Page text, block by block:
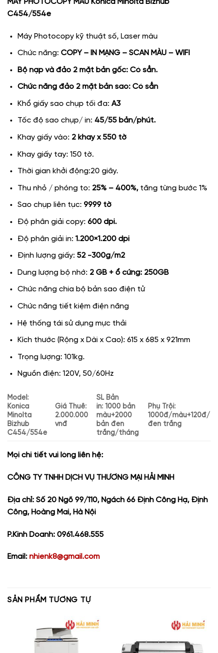
C454/554e
Máy Photocopy kỹ thuật số, Laser màu
Chức năng: COPY – IN MẠNG – SCAN MÀU – WIFI
Bộ nạp và đảo 2 mặt bản gốc: Có sẳn.
Chức năng đảo 2 mặt bản sao: Có sẳn
Khổ giấy sao chụp tối đa: A3
Tốc độ sao chụp/ in: 45/55 bản/phút.
Khay giấy vào: 2 khay x 550 tờ
Khay giấy tay: 150 tờ.
Thời gian khởi động:20 giây.
Thu nhỏ / phóng to: 25% – 400%, tăng từng bước 1%
Sao chụp liên tục: 9999 tờ
Độ phân giải copy: 600 dpi.
Độ phân giải in: 1.200×1.200 dpi
Định lượng giấy: 52 -300g/m2
Dung lượng bộ nhớ: 2 GB + ổ cứng: 250GB
Chức năng chia bộ bản sao điện tử
Chức năng tiết kiệm điện năng
Hệ thống tái sử dụng mực thải
Kích thước (Rộng x Dài x Cao): 615 x 685 x 921mm
Trọng lượng: 101kg.
Nguồn điện: 120V, 50/60Hz
Model:
Konica
Minolta
Bizhub
C454/554e
Giá Thuê:
2.000.000
vnđ
SL Bản
in: 1000 bản
màu+2000
bản đen
trắng/tháng
Phụ Trội:
1000đ/màu+120đ/
đen trắng
Mọi chi tiết vui lòng liên hệ:
CÔNG TY TNHH DỊCH VỤ THƯƠNG MẠI HẢI MINH
Địa chỉ: Số 20 Ngõ 99/110, Ngách 66 Định Công Hạ, Định
Công, Hoàng Mai, Hà Nội
P.Kinh Doanh: 0961.468.555
Email: nhienk8@gmail.com
SẢN PHẨM TƯƠNG TỰ